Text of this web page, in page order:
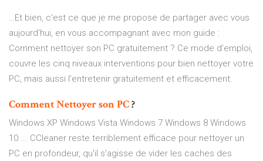
…Et bien, c’est ce que je me propose de partager avec vous
aujourd’hui, en vous accompagnant avec mon guide :
Comment nettoyer son PC gratuitement ? Ce mode d’emploi,
couvre les cinq niveaux interventions pour bien nettoyer votre
PC, mais aussi l’entretenir gratuitement et efficacement.
CommentNettoyersonPC?
Windows XP Windows Vista Windows 7 Windows 8 Windows
10 ... CCleaner reste terriblement efficace pour nettoyer un
PC en profondeur, qu'il s'agisse de vider les caches des